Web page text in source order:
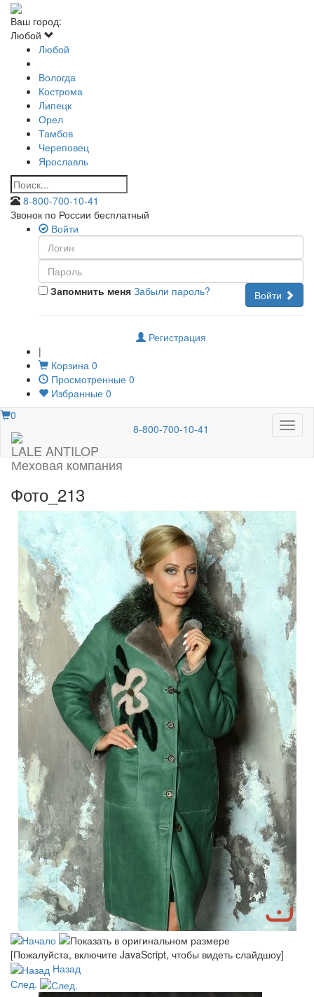
Ваш город:
Любой
Любой
Вологда
Кострома
Липецк
Орел
Тамбов
Череповец
Ярославль
8-800-700-10-41
Звонок по России бесплатный
Войти
Запомнить меня Войти
Забыли пароль?
Регистрация
|
Корзина 0
Просмотренные 0
Избранные 0
Меню
0
LALE ANTILOP
Меховая компания
8-800-700-10-41
Фото_213
[Пожалуйста, включите JavaScript, чтобы видеть слайдшоу]
Назад
След.